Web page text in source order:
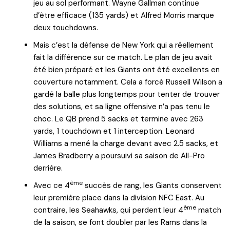
jeu au sol performant. Wayne Gallman continue
d’être efficace (135 yards) et Alfred Morris marque
deux touchdowns.
Mais c’est la défense de New York qui a réellement
fait la différence sur ce match. Le plan de jeu avait
été bien préparé et les Giants ont été excellents en
couverture notamment. Cela a forcé Russell Wilson a
gardé la balle plus longtemps pour tenter de trouver
des solutions, et sa ligne offensive n’a pas tenu le
choc. Le QB prend 5 sacks et termine avec 263
yards, 1 touchdown et 1 interception. Leonard
Williams a mené la charge devant avec 2.5 sacks, et
James Bradberry a poursuivi sa saison de All-Pro
derrière.
Avec ce 4ème succès de rang, les Giants conservent
leur première place dans la division NFC East. Au
contraire, les Seahawks, qui perdent leur 4ème match
de la saison, se font doubler par les Rams dans la